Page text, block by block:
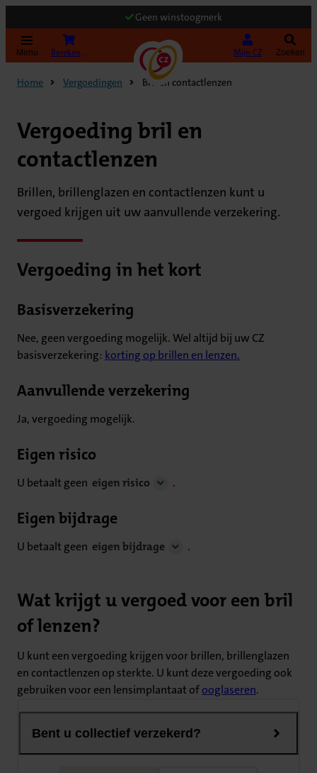
Geen winstoogmerk
Menu Bereken uw premie Mijn CZ Zoeken
Home Vergoedingen Bril en contactlenzen
Vergoeding bril en
contactlenzen
Brillen, brillenglazen en contactlenzen kunt u
vergoed krijgen uit uw aanvullende verzekering.
Vergoeding in het kort
Basisverzekering
Nee, geen vergoeding mogelijk. Wel altijd bij uw CZ
basisverzekering: korting op brillen en lenzen.
Aanvullende verzekering
Ja, vergoeding mogelijk.
Eigen risico
U betaalt geen eigen risico .
Eigen bijdrage
U betaalt geen eigen bijdrage .
Wat krijgt u vergoed voor een bril
of lenzen?
U kunt een vergoeding krijgen voor brillen, brillenglazen
en contactlenzen op sterkte. U kunt deze vergoeding ook
gebruiken voor een lensimplantaat ofooglaseren.
Bent u collectief verzekerd?